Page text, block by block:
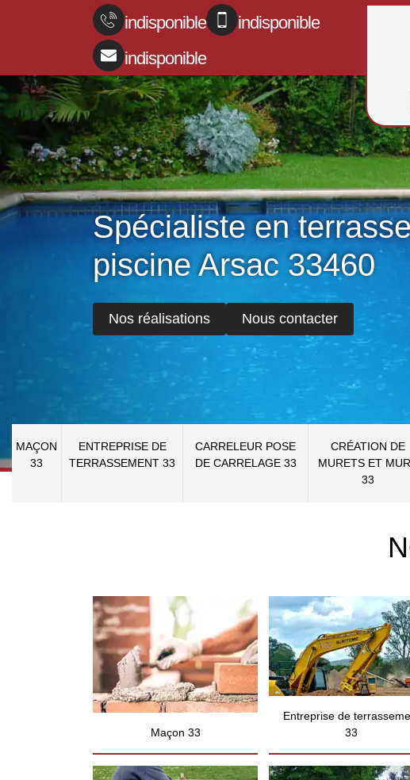
indisponible
indisponible
indisponible
Spécialiste en
piscine Arsac 33460
Nos réalisations Nous contacter
MAÇON
33
ENTREPRISE DE
TERRASSEMENT 33
CARRELEUR POSE
DE CARRELAGE 33
CRÉATION DE
MURETS ET
33
Maçon 33
Entreprise de
33